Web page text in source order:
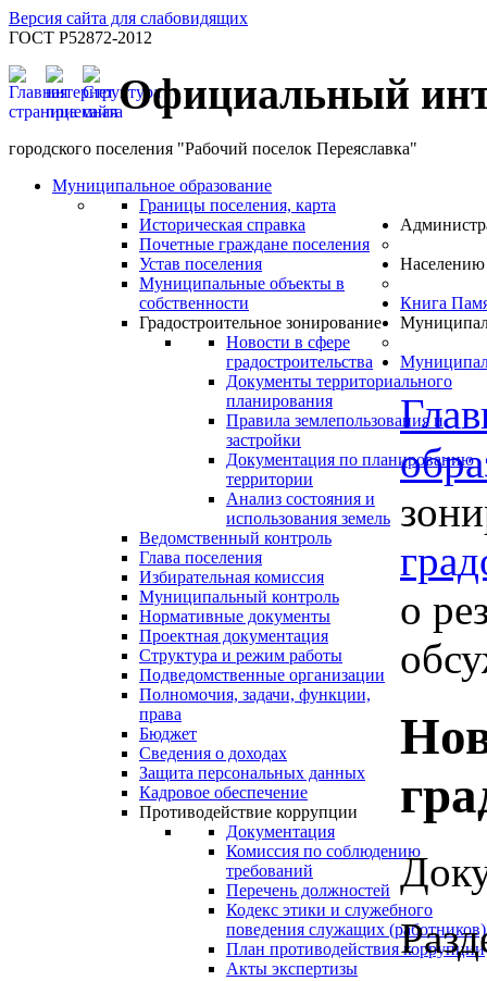
Версия сайта для слабовидящих
ГОСТ Р52872-2012
Официальный
городского поселения "Рабочий поселок Переяславка"
Муниципальное образование
Границы поселения, карта
Историческая справка
Почетные граждане поселения
Устав поселения
Муниципальные объекты в
собственности
Градостроительное зонирование
Новости в сфере
градостроительства
Документы территориального
планирования
Правила землепользования и
застройки
Документация по планированию
территории
Анализ состояния и
использования земель
Ведомственный контроль
Глава поселения
Избирательная комиссия
Муниципальный контроль
Нормативные документы
Проектная документация
Структура и режим работы
Подведомственные организации
Полномочия, задачи, функции,
права
Бюджет
Сведения о доходах
Защита персональных данных
Кадровое обеспечение
Противодействие коррупции
Документация
Комиссия по соблюдению
требований
Перечень должностей
Кодекс этики и служебного
поведения служащих (работников)
План противодействия коррупции
Акты экспертизы
Населению
Книга
о